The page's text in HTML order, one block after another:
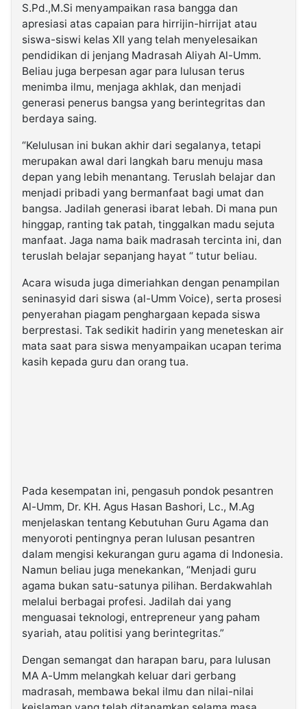
S.Pd.,M.Si menyampaikan rasa bangga dan
apresiasi atas capaian para hirrijin-hirrijat atau
siswa-siswi kelas XII yang telah menyelesaikan
pendidikan di jenjang Madrasah Aliyah Al-Umm.
Beliau juga berpesan agar para lulusan terus
menimba ilmu, menjaga akhlak, dan menjadi
generasi penerus bangsa yang berintegritas dan
berdaya saing.
“Kelulusan ini bukan akhir dari segalanya, tetapi
merupakan awal dari langkah baru menuju masa
depan yang lebih menantang. Teruslah belajar dan
menjadi pribadi yang bermanfaat bagi umat dan
bangsa. Jadilah generasi ibarat lebah. Di mana pun
hinggap, ranting tak patah, tinggalkan madu sejuta
manfaat. Jaga nama baik madrasah tercinta ini, dan
teruslah belajar sepanjang hayat “ tutur beliau.
Acara wisuda juga dimeriahkan dengan penampilan
seninasyid dari siswa (al-Umm Voice), serta prosesi
penyerahan piagam penghargaan kepada siswa
berprestasi. Tak sedikit hadirin yang meneteskan air
mata saat para siswa menyampaikan ucapan terima
kasih kepada guru dan orang tua.
Pada kesempatan ini, pengasuh pondok pesantren
Al-Umm, Dr. KH. Agus Hasan Bashori, Lc., M.Ag
menjelaskan tentang Kebutuhan Guru Agama dan
menyoroti pentingnya peran lulusan pesantren
dalam mengisi kekurangan guru agama di Indonesia.
Namun beliau juga menekankan, “Menjadi guru
agama bukan satu-satunya pilihan. Berdakwahlah
melalui berbagai profesi. Jadilah dai yang
menguasai teknologi, entrepreneur yang paham
syariah, atau politisi yang berintegritas.”
Dengan semangat dan harapan baru, para lulusan
MA A-Umm melangkah keluar dari gerbang
madrasah, membawa bekal ilmu dan nilai-nilai